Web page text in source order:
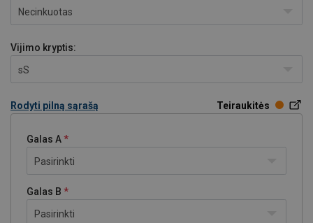
Necinkuotas
Vijimo kryptis:
sS
Rodyti pilną sąrašą Teiraukitės
Galas A
Pasirinkti
Galas B
Pasirinkti